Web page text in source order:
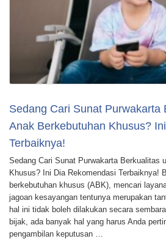
Sedang Cari Sunat Purwakarta
Anak Berkebutuhan Khusus?
Terbaiknya!
Sedang Cari Sunat Purwakarta Berkualitas
Khusus? Ini Dia Rekomendasi Terbaiknya!
berkebutuhan khusus (ABK), mencari
jagoan kesayangan tentunya merupakan
hal ini tidak boleh dilakukan secara
bijak, ada banyak hal yang harus Anda
pengambilan keputusan …